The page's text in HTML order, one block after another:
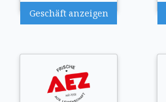
Geschäft anzeigen